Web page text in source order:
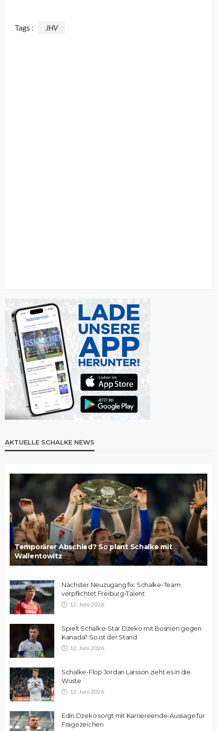
Tags : JHV
AKTUELLE SCHALKE NEWS
Temporärer Abschied? So plant Schalke mit
Wallentowitz
Nächster Neuzugang fix: Schalke-Team
verpflichtet Freiburg-Talent
12. Juni 2026
Spielt Schalke-Star Dzeko mit Bosnien gegen
Kanada? So ist der Stand
12. Juni 2026
Schalke-Flop Jordan Larsson zieht es in die
Wüste
12. Juni 2026
Edin Dzeko sorgt mit Karriereende-Aussage für
Fragezeichen